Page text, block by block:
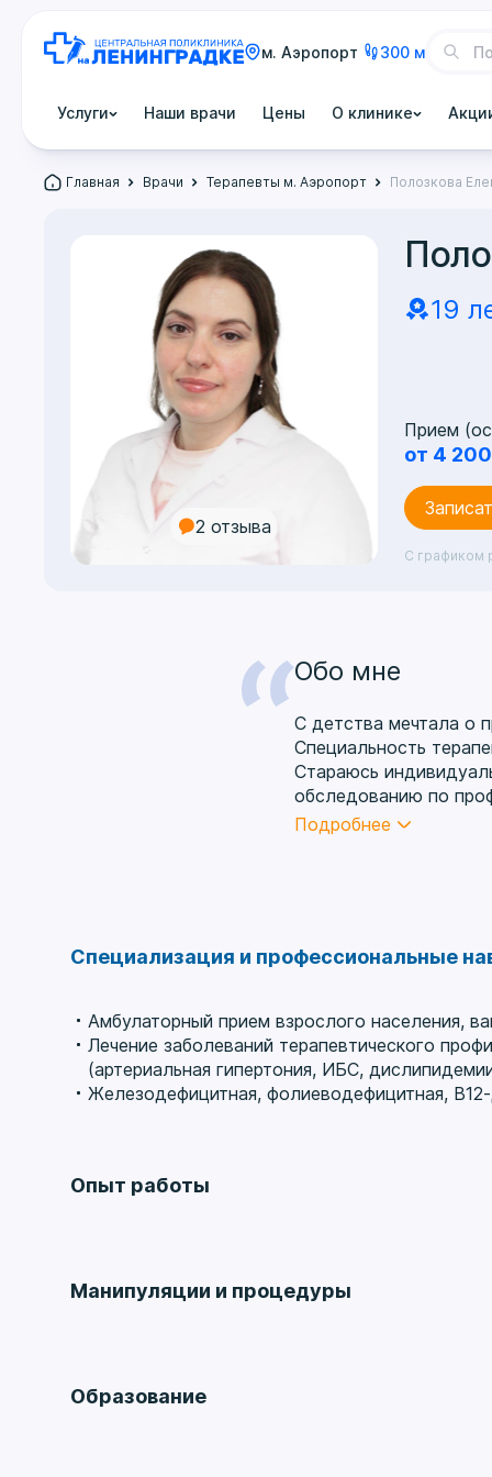
м. Аэропорт 300 м
Услуги Наши врачи Цены О клинике
Главная Врачи Терапевты м. Аэропорт Полозкова
2 отзыва
19
Прием
от 4
С графиком
Обо мне
С детства мечтала о
Специальность
Стараюсь
обследованию по
лучший результат.
Подробнее
Специализация и профессиональные
Амбулаторный прием взрослого населения,
Лечение заболеваний терапевтического
(артериальная гипертония, ИБС,
Железодефицитная, фолиеводефицитная,
Опыт работы
ГБУЗ Городская поликлиника № 22 ДЗМ, врач-
Манипуляции и процедуры
Образование